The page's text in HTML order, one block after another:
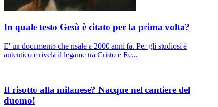
In quale testo Gesù è citato per la prima volta?
E' un documento che risale a 2000 anni fa. Per gli studiosi è
autentico e rivela il legame tra Cristo e Re...
Il risotto alla milanese? Nacque nel cantiere del
duomo!